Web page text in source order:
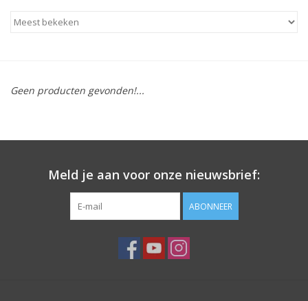
Apparatuur
Gellak
NailArt Producten
Startpakketten
NIEUW! MBS Producten
Geen producten gevonden!...
Meld je aan voor onze nieuwsbrief:
ABONNEER